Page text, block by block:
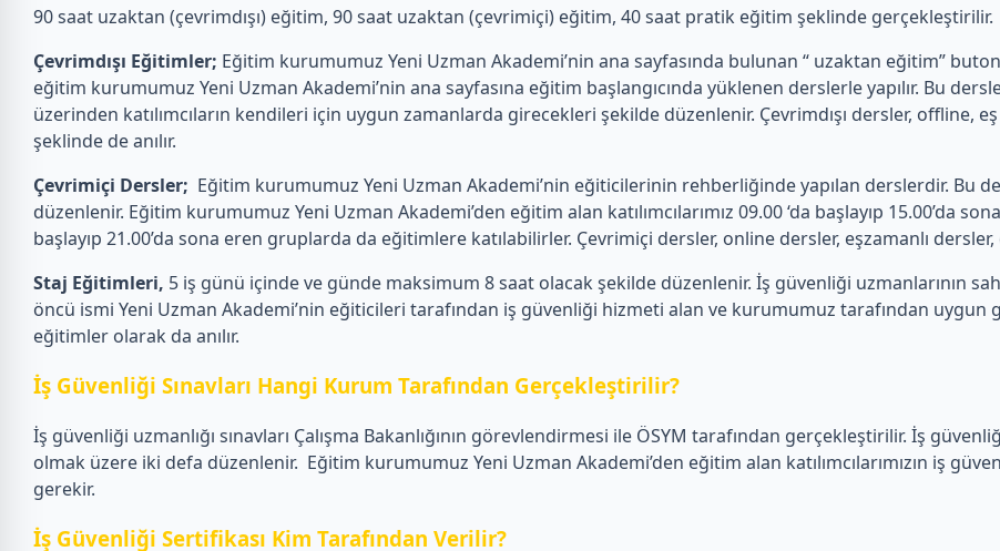
90 saat uzaktan (çevrimdışı) eğitim, 90 saat uzaktan (çevrimiçi) eğitim, 40 saat pratik eğitim şeklinde gerçekleştirilir.
Çevrimdışı Eğitimler; Eğitim kurumumuz Yeni Uzman Akademi’nin ana sayfasında bulunan “ uzaktan eğitim”
eğitim kurumumuz Yeni Uzman Akademi’nin ana sayfasına eğitim başlangıcında yüklenen derslerle yapılır. Bu
üzerinden katılımcıların kendileri için uygun zamanlarda girecekleri şekilde düzenlenir. Çevrimdışı dersler, offline,
şeklinde de anılır.
Çevrimiçi Dersler; Eğitim kurumumuz Yeni Uzman Akademi’nin eğiticilerinin rehberliğinde yapılan derslerdir. Bu
düzenlenir. Eğitim kurumumuz Yeni Uzman Akademi’den eğitim alan katılımcılarımız 09.00 ‘da başlayıp 15.00’da
başlayıp 21.00’da sona eren gruplarda da eğitimlere katılabilirler. Çevrimiçi dersler, online dersler, eşzamanlı
Staj Eğitimleri, 5 iş günü içinde ve günde maksimum 8 saat olacak şekilde düzenlenir. İş güvenliği uzmanlarının
öncü ismi Yeni Uzman Akademi’nin eğiticileri tarafından iş güvenliği hizmeti alan ve kurumumuz tarafından uygun
eğitimler olarak da anılır.
İş Güvenliği Sınavları Hangi Kurum Tarafından Gerçekleştirilir?
İş güvenliği uzmanlığı sınavları Çalışma Bakanlığının görevlendirmesi ile ÖSYM tarafından gerçekleştirilir. İş
olmak üzere iki defa düzenlenir. Eğitim kurumumuz Yeni Uzman Akademi’den eğitim alan katılımcılarımızın iş
gerekir.
İş Güvenliği Sertifikası Kim Tarafından Verilir?